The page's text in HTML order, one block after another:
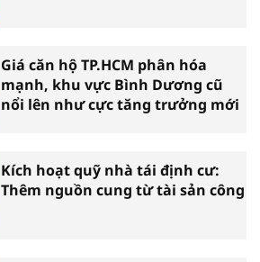
Giá căn hộ TP.HCM phân hóa
mạnh, khu vực Bình Dương cũ
nổi lên như cực tăng trưởng mới
Kích hoạt quỹ nhà tái định cư:
Thêm nguồn cung từ tài sản công